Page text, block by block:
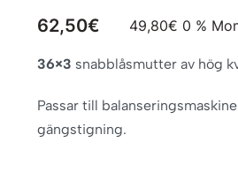
62,50€ 49,80€ 0 %
36×3 snabblåsmutter av hög
Passar till
gängstigning.